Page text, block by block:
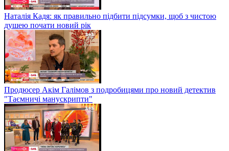
Наталія Кадя: як правильно підбити підсумки, щоб з чистою
душею почати новий рік
Продюсер Акім Галімов з подробицями про новий детектив
"Таємничі манускрипти"